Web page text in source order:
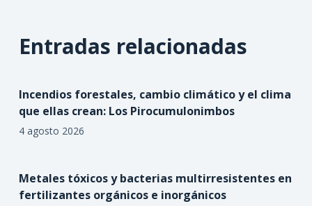
Entradas relacionadas
Incendios forestales, cambio climático y el clima
que ellas crean: Los Pirocumulonimbos
4 agosto 2026
Metales tóxicos y bacterias multirresistentes en
fertilizantes orgánicos e inorgánicos